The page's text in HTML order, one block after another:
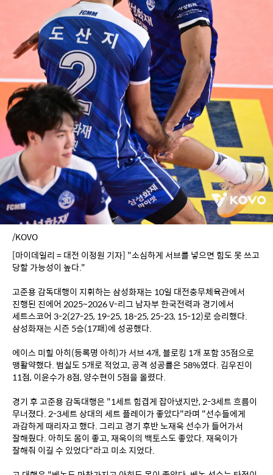
/KOVO
[마이데일리 = 대전 이정원 기자] "소심하게 서브를 넣으면 힘도 못 쓰고
당할 가능성이 높다."
고준용 감독대행이 지휘하는 삼성화재는 10일 대전충무체육관에서
진행된 진에어 2025~2026 V-리그 남자부 한국전력과 경기에서
세트스코어 3-2(27-25, 19-25, 18-25, 25-23, 15-12)로 승리했다.
삼성화재는 시즌 5승(17패)에 성공했다.
에이스 미힐 아히(등록명 아히)가 서브 4개, 블로킹 1개 포함 35점으로
맹활약했다. 범실도 5개로 적었고, 공격 성공률은 58%였다. 김우진이
11점, 이윤수가 8점, 양수현이 5점을 올렸다.
경기 후 고준용 감독대행은 "1세트 힘겹게 잡아냈지만, 2-3세트 흐름이
무너졌다. 2-3세트 상대의 세트 플레이가 좋았다"라며 "선수들에게
과감하게 때리자고 했다. 그리고 경기 후반 노재욱 선수가 들어가서
잘해줬다. 아히도 몸이 좋고, 재욱이의 백토스도 좋았다. 재욱이가
잘해줘 이길 수 있었다"라고 미소 지었다.